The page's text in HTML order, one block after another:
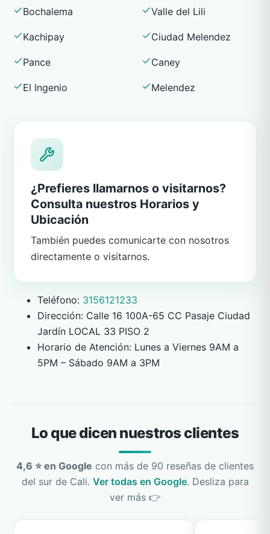
Bochalema Valle del Lili
Kachipay Ciudad Melendez
Pance Caney
El Ingenio Melendez
¿Prefieres llamarnos o visitarnos?
Consulta nuestros Horarios y
Ubicación
También puedes comunicarte con nosotros
directamente o visitarnos.
Teléfono: 3156121233
Dirección: Calle 16 100A-65 CC Pasaje Ciudad
Jardín LOCAL 33 PISO 2
Horario de Atención: Lunes a Viernes 9AM a
5PM – Sábado 9AM a 3PM
Lo que dicen nuestros clientes
4,6 ⭐ en Google con más de 90 reseñas de clientes
del sur de Cali. Ver todas en Google. Desliza para
ver más 👉